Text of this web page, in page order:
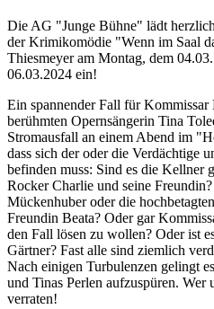
Die AG "Junge Bühne" lädt
der Krimikomödie "Wenn im Saal
Thiesmeyer am Montag, dem
06.03.2024 ein!
Ein spannender Fall für
berühmten Opernsängerin Tina
Stromausfall an einem Abend im
dass sich der oder die Verdächtige
befinden muss: Sind es die Kellner
Rocker Charlie und seine Freundin?
Mückenhuber oder die
Freundin Beata? Oder gar
den Fall lösen zu wollen? Oder ist
Gärtner? Fast alle sind ziemlich
Nach einigen Turbulenzen gelingt
und Tinas Perlen aufzuspüren.
verraten!